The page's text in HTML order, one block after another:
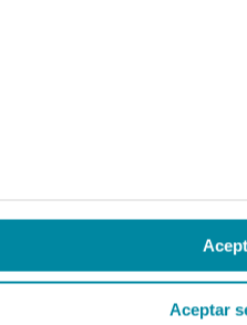
Aceptar